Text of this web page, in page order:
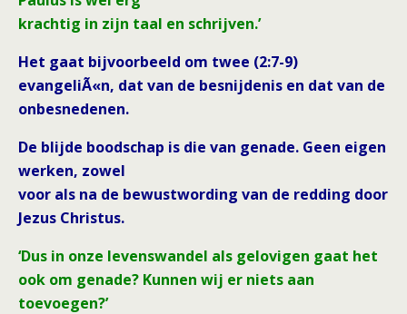
krachtig in zijn taal en schrijven.’
Het gaat bijvoorbeeld om twee (2:7-9)
evangeliÃ«n, dat van de besnijdenis en dat van de
onbesnedenen.
De blijde boodschap is die van genade. Geen eigen
werken, zowel
voor als na de bewustwording van de redding door
Jezus Christus.
‘Dus in onze levenswandel als gelovigen gaat het
ook om genade? Kunnen wij er niets aan
toevoegen?’